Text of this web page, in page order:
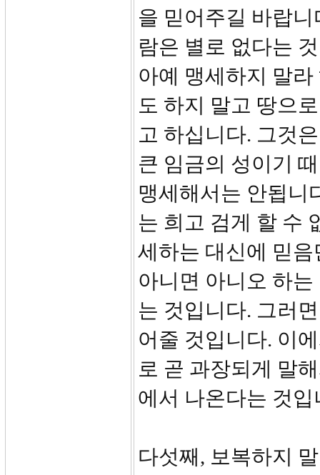
을 믿어주길 바랍
람은 별로 없다는
아예 맹세하지 말
도 하지 말고 땅으
고 하십니다. 그것
큰 임금의 성이기
맹세해서는 안됩니
는 희고 검게 할 수
세하는 대신에 믿
아니면 아니오 하
는 것입니다. 그러
어줄 것입니다. 이
로 곧 과장되게 말
에서 나온다는 것입
다섯째, 보복하지